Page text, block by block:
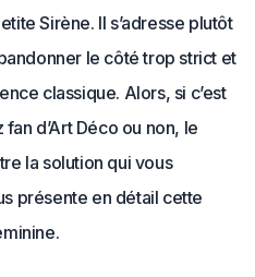
Sirène. Il s’adresse plutôt
le côté trop strict et
classique. Alors, si c’est
d’Art Déco ou non, le
la solution qui vous
présente en détail cette